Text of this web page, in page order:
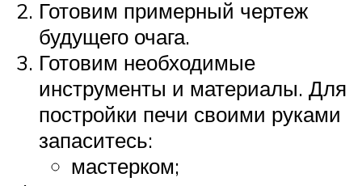
Готовим примерный чертеж
будущего очага.
Готовим необходимые
инструменты и материалы. Для
постройки печи своими руками
запаситесь:
мастерком;